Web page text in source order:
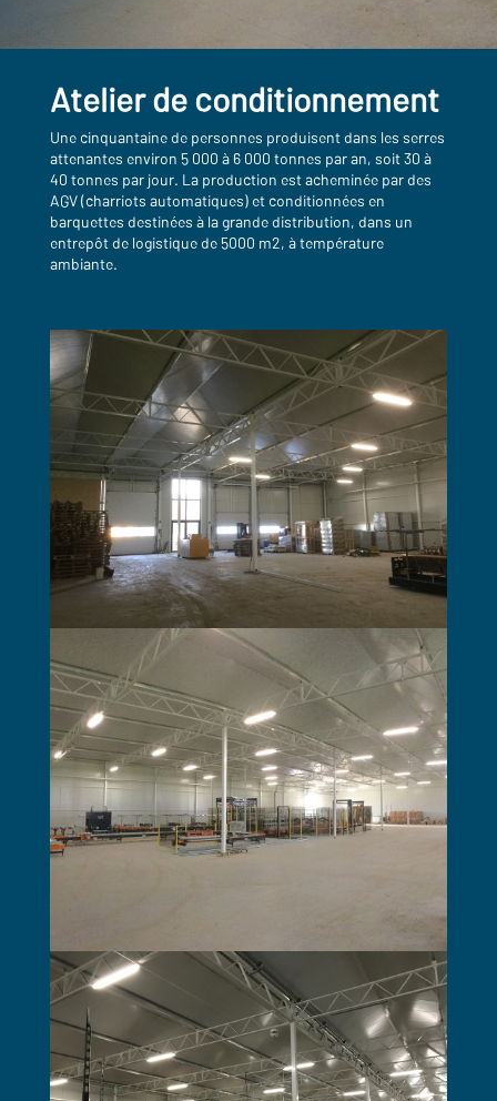
Atelier de conditionnement
Une cinquantaine de personnes produisent dans les serres
attenantes environ 5 000 à 6 000 tonnes par an, soit 30 à
40 tonnes par jour. La production est acheminée par des
AGV (charriots automatiques) et conditionnées en
barquettes destinées à la grande distribution, dans un
entrepôt de logistique de 5000 m2, à température
ambiante.